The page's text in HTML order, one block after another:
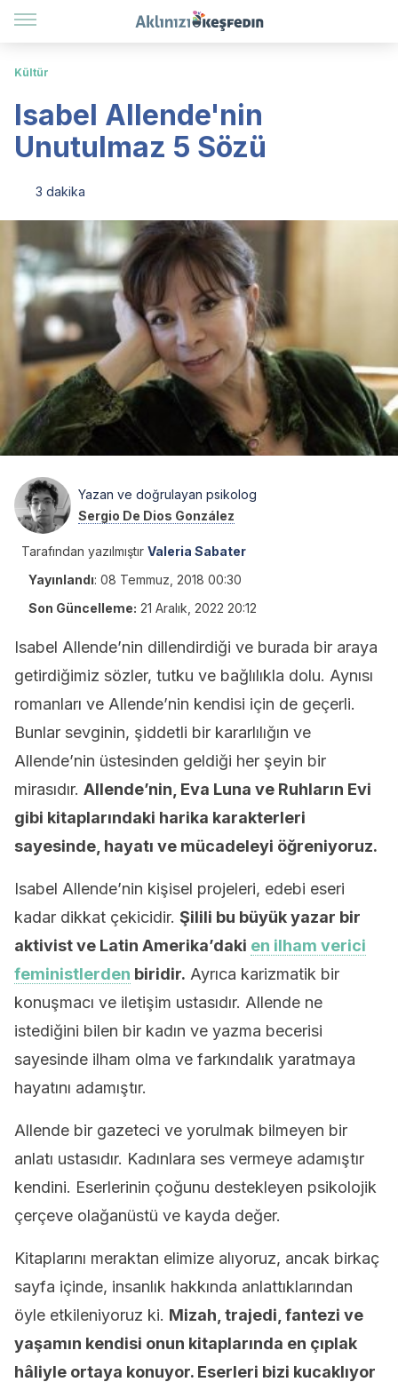
Kültür
Isabel Allende'nin
Unutulmaz 5 Sözü
3 dakika
Yazan ve doğrulayan psikolog
Sergio De Dios González
Tarafından yazılmıştır Valeria Sabater
Yayınlandı: 08 Temmuz, 2018 00:30
Son Güncelleme: 21 Aralık, 2022 20:12
Isabel Allende’nin dillendirdiği ve burada bir araya
getirdiğimiz sözler, tutku ve bağlılıkla dolu. Aynısı
romanları ve Allende’nin kendisi için de geçerli.
Bunlar sevginin, şiddetli bir kararlılığın ve
Allende’nin üstesinden geldiği her şeyin bir
mirasıdır. Allende’nin, Eva Luna ve Ruhların Evi
gibi kitaplarındaki harika karakterleri
sayesinde, hayatı ve mücadeleyi öğreniyoruz.
Isabel Allende’nin kişisel projeleri, edebi eseri
kadar dikkat çekicidir. Şilili bu büyük yazar bir
aktivist ve Latin Amerika’daki en ilham verici
feministlerden biridir. Ayrıca karizmatik bir
konuşmacı ve iletişim ustasıdır. Allende ne
istediğini bilen bir kadın ve yazma becerisi
sayesinde ilham olma ve farkındalık yaratmaya
hayatını adamıştır.
Allende bir gazeteci ve yorulmak bilmeyen bir
anlatı ustasıdır. Kadınlara ses vermeye adamıştır
kendini. Eserlerinin çoğunu destekleyen psikolojik
çerçeve olağanüstü ve kayda değer.
Kitaplarını meraktan elimize alıyoruz, ancak birkaç
sayfa içinde, insanlık hakkında anlattıklarından
öyle etkileniyoruz ki. Mizah, trajedi, fantezi ve
yaşamın kendisi onun kitaplarında en çıplak
hâliyle ortaya konuyor. Eserleri bizi kucaklıyor